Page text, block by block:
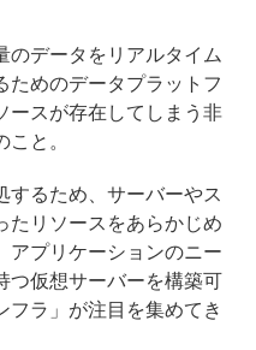
データをリアルタイム
ためのデータプラットフ
ースが存在してしまう非
と。
るため、サーバーやス
たリソースをあらかじめ
アプリケーションのニー
つ仮想サーバーを構築可
フラ」が注目を集めてき